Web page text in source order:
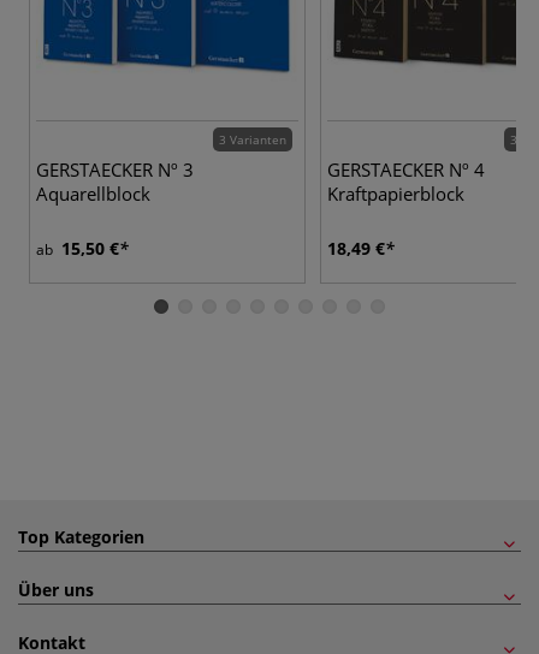
3 Varianten
GERSTAECKER Nº 3
Aquarellblock
ab 15,50 €
3
GERSTAECKER Nº 4
Kraftpapierblock
18,49 €
Top Kategorien
Über uns
Kontakt